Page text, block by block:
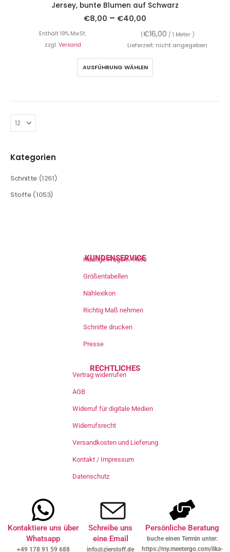
Jersey, bunte Blumen auf Schwarz
€8,00 – €40,00
Enthält 19% MwSt. (€16,00 / 1 Meter )
zzgl. Versand Lieferzeit: nicht angegeben
AUSFÜHRUNG WÄHLEN
Kategorien
Schnitte (1261)
Stoffe (1053)
KUNDENSERVICE
Häufige Fragen / Hilfe
Größentabellen
Nählexikon
Richtig Maß nehmen
Schnitte drucken
Presse
RECHTLICHES
Vertrag widerrufen
AGB
Widerruf für digitale Medien
Widerrufsrecht
Versandkosten und Lieferung
Kontakt / Impressum
Datenschutz
Kontaktiere uns über
Whatsapp
+49 178 91 59 688
Schreibe uns
eine Email
info@zierstoff.de
Persönliche Beratung
buche einen Termin unter:
https://my.meetergo.com/ilka-